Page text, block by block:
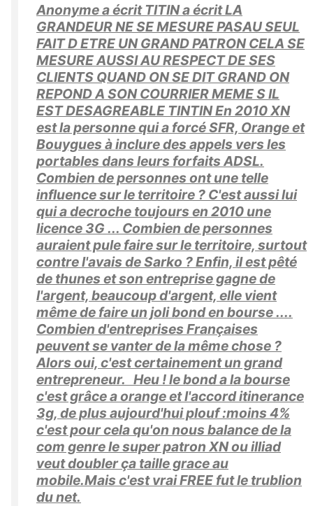
Anonyme a écrit TITIN a écrit LA
GRANDEUR NE SE MESURE PASAU SEUL
FAIT D ETRE UN GRAND PATRON CELA SE
MESURE AUSSI AU RESPECT DE SES
CLIENTS QUAND ON SE DIT GRAND ON
REPOND A SON COURRIER MEME S IL
EST DESAGREABLE TINTIN En 2010 XN
est la personne qui a forcé SFR, Orange et
Bouygues à inclure des appels vers les
portables dans leurs forfaits ADSL.
Combien de personnes ont une telle
influence sur le territoire ? C'est aussi lui
qui a decroche toujours en 2010 une
licence 3G ... Combien de personnes
auraient pule faire sur le territoire, surtout
contre l'avais de Sarko ? Enfin, il est pêté
de thunes et son entreprise gagne de
l'argent, beaucoup d'argent, elle vient
même de faire un joli bond en bourse ....
Combien d'entreprises Françaises
peuvent se vanter de la même chose ?
Alors oui, c'est certainement un grand
entrepreneur. Heu ! le bond a la bourse
c'est grâce a orange et l'accord itinerance
3g, de plus aujourd'hui plouf :moins 4%
c'est pour cela qu'on nous balance de la
com genre le super patron XN ou illiad
veut doubler ça taille grace au
mobile.Mais c'est vrai FREE fut le trublion
du net.